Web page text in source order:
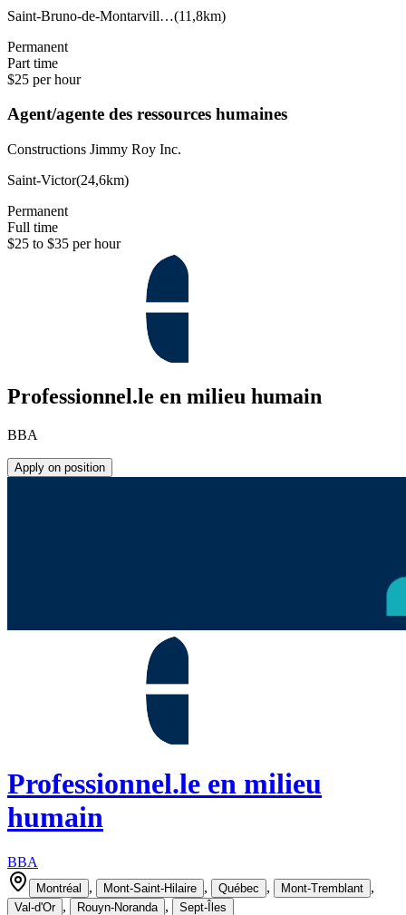
Saint-Bruno-de-Montarvill…(11,8km)
Permanent
Part time
$25 per hour
Agent/agente des ressources humaines
Constructions Jimmy Roy Inc.
Saint-Victor(24,6km)
Permanent
Full time
$25 to $35 per hour
Professionnel.le en milieu humain
BBA
Apply on position
Professionnel.le en milieu
humain
BBA
Montréal , Mont-Saint-Hilaire , Québec , Mont-Tremblant ,
Val-d'Or , Rouyn-Noranda , Sept-Îles